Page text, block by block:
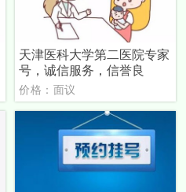
天津医科大学第二医院专家
号，诚信服务，信誉良
价格：面议